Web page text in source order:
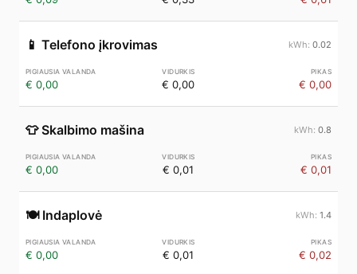
📱 Telefono įkrovimas 0.02
€ 0,00 € 0,00 € 0,00
👕 Skalbimo mašina 0.8
€ 0,00 € 0,01 € 0,01
🍽️ Indaplovė 1.4
€ 0,00 € 0,01 € 0,02